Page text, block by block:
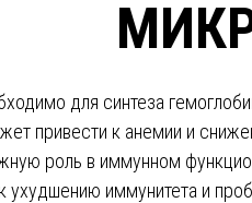
для синтеза
привести к анемии и
роль в иммунном
ухудшению иммунитета и